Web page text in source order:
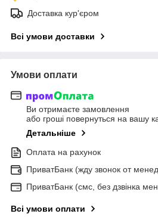
Доставка кур'єром
Всі умови доставки
Умови оплати
Ви отримаєте замовлення
або гроші повернуться на вашу
Детальніше
Оплата на рахунок
ПриватБанк (жду звонок от
ПриватБанк (смс, без дзвінка
Всі умови оплати